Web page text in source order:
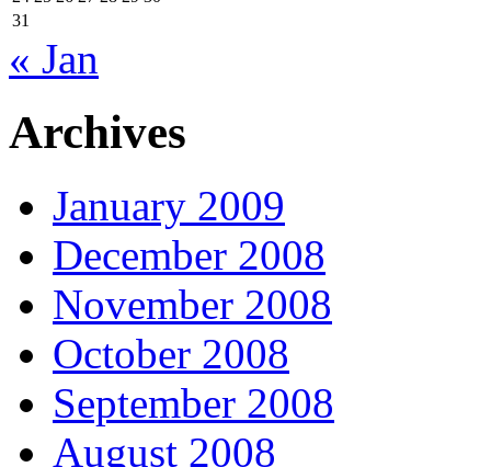
31
« Jan
Archives
January 2009
December 2008
November 2008
October 2008
September 2008
August 2008